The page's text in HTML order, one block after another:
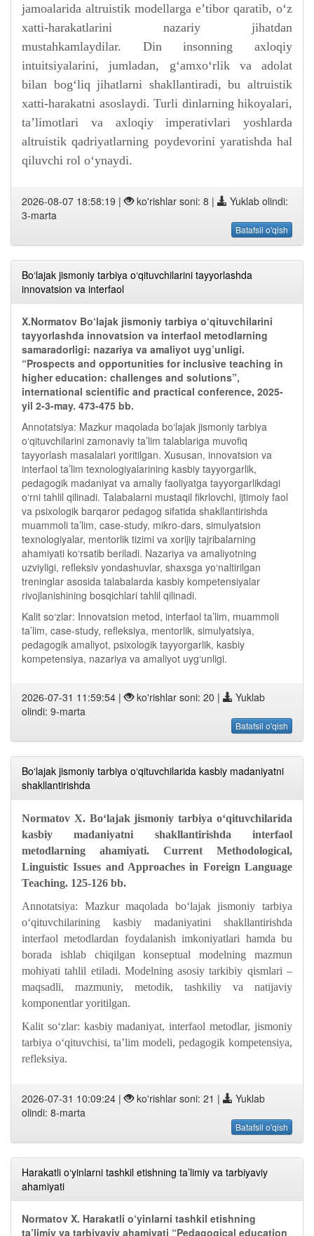
jamoalarida altruistik modellarga e’tibor qaratib, o‘z
xatti-harakatlarini nazariy jihatdan
mustahkamlaydilar. Din insonning axloqiy
intuitsiyalarini, jumladan, g‘amxo‘rlik va adolat
bilan bog‘liq jihatlarni shakllantiradi, bu altruistik
xatti-harakatni asoslaydi. Turli dinlarning hikoyalari,
ta’limotlari va axloqiy imperativlari yoshlarda
altruistik qadriyatlarning poydevorini yaratishda hal
qiluvchi rol o‘ynaydi.
2026-08-07 18:58:19 | ko'rishlar soni: 8 |
Yuklab olindi:
3-marta
Batafsil o'qish
Bo‘lajak jismoniy tarbiya o‘qituvchilarini tayyorlashda
innovatsion va interfaol
X.Normatov Bo‘lajak jismoniy tarbiya o‘qituvchilarini
tayyorlashda innovatsion va interfaol metodlarning
samaradorligi: nazariya va amaliyot uyg’unligi.
“Prospects and opportunities for inclusive teaching in
higher education: challenges and solutions”,
international scientific and practical conference, 2025-
yil 2-3-may. 473-475 bb.
Annotatsiya: Mazkur maqolada bo‘lajak jismoniy tarbiya
o‘qituvchilarini zamonaviy ta’lim talablariga muvofiq
tayyorlash masalalari yoritilgan. Xususan, innovatsion va
interfaol ta’lim texnologiyalarining kasbiy tayyorgarlik,
pedagogik madaniyat va amaliy faoliyatga tayyorgarlikdagi
o‘rni tahlil qilinadi. Talabalarni mustaqil fikrlovchi, ijtimoiy faol
va psixologik barqaror pedagog sifatida shakllantirishda
muammoli ta’lim, case-study, mikro-dars, simulyatsion
texnologiyalar, mentorlik tizimi va xorijiy tajribalarning
ahamiyati ko‘rsatib beriladi. Nazariya va amaliyotning
uzviyligi, refleksiv yondashuvlar, shaxsga yo‘naltirilgan
treninglar asosida talabalarda kasbiy kompetensiyalar
rivojlanishining bosqichlari tahlil qilinadi.
Kalit so‘zlar: Innovatsion metod, interfaol ta’lim, muammoli
ta’lim, case-study, refleksiya, mentorlik, simulyatsiya,
pedagogik amaliyot, psixologik tayyorgarlik, kasbiy
kompetensiya, nazariya va amaliyot uyg‘unligi.
2026-07-31 11:59:54 | ko'rishlar soni: 20 |
Yuklab
olindi: 9-marta
Batafsil o'qish
Bo‘lajak jismoniy tarbiya o‘qituvchilarida kasbiy madaniyatni
shakllantirishda
Normatov X. Bo‘lajak jismoniy tarbiya o‘qituvchilarida
kasbiy madaniyatni shakllantirishda interfaol
metodlarning ahamiyati. Current Methodological,
Linguistic Issues and Approaches in Foreign Language
Teaching. 125-126 bb.
Annotatsiya: Mazkur maqolada bo‘lajak jismoniy tarbiya
o‘qituvchilarining kasbiy madaniyatini shakllantirishda
interfaol metodlardan foydalanish imkoniyatlari hamda bu
borada ishlab chiqilgan konseptual modelning mazmun
mohiyati tahlil etiladi. Modelning asosiy tarkibiy qismlari –
maqsadli, mazmuniy, metodik, tashkiliy va natijaviy
komponentlar yoritilgan.
Kalit so‘zlar: kasbiy madaniyat, interfaol metodlar, jismoniy
tarbiya o‘qituvchisi, ta’lim modeli, pedagogik kompetensiya,
refleksiya.
2026-07-31 10:09:24 | ko'rishlar soni: 21 |
Yuklab
olindi: 8-marta
Batafsil o'qish
Harakatli o‘yinlarni tashkil etishning ta’limiy va tarbiyaviy
ahamiyati
Normatov X. Harakatli o‘yinlarni tashkil etishning
ta’limiy va tarbiyaviy ahamiyati “Pedagogical education